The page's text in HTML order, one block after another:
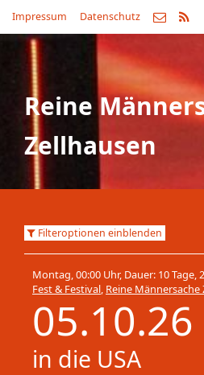
Impressum Datenschutz
Reine
Zellhausen
Filteroptionen einblenden
Montag, 00:00 Uhr, Dauer: 10 Tage,
Fest & Festival, Reine Männersache
05.10.26
in die USA